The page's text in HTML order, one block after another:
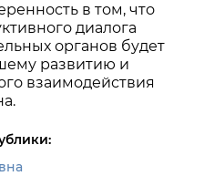
в том, что
диалога
органов будет
развитию и
взаимодействия